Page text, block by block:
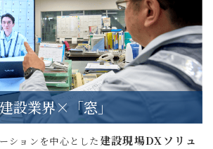
建設業界×「窓」
ションを中心とした 建設現場DXソリュ